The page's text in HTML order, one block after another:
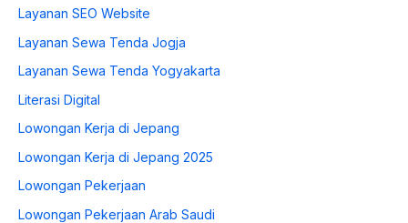
Layanan SEO Website
Layanan Sewa Tenda Jogja
Layanan Sewa Tenda Yogyakarta
Literasi Digital
Lowongan Kerja di Jepang
Lowongan Kerja di Jepang 2025
Lowongan Pekerjaan
Lowongan Pekerjaan Arab Saudi